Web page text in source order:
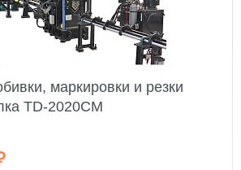
маркировки и резки
TD-2020CM